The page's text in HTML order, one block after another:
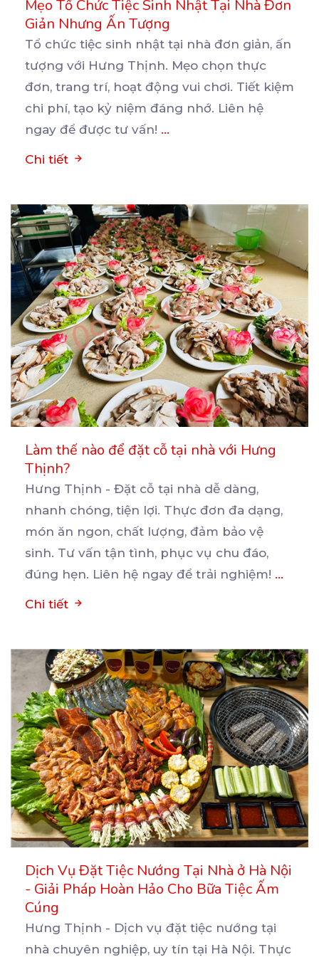
Mẹo Tổ Chức Tiệc Sinh Nhật Tại Nhà Đơn
Giản Nhưng Ấn Tượng
Tổ chức tiệc sinh nhật tại nhà đơn giản, ấn
tượng với Hưng Thịnh. Mẹo chọn thực
đơn, trang trí, hoạt động vui chơi. Tiết kiệm
chi phí, tạo kỷ niệm đáng nhớ. Liên hệ
ngay để được tư vấn! ...
Chi tiết
Làm thế nào để đặt cỗ tại nhà với Hưng
Thịnh?
Hưng Thịnh - Đặt cỗ tại nhà dễ dàng,
nhanh chóng, tiện lợi. Thực đơn đa dạng,
món ăn ngon, chất lượng, đảm bảo vệ
sinh. Tư vấn tận tình, phục vụ chu đáo,
đúng hẹn. Liên hệ ngay để trải nghiệm! ...
Chi tiết
Dịch Vụ Đặt Tiệc Nướng Tại Nhà ở Hà Nội
- Giải Pháp Hoàn Hảo Cho Bữa Tiệc Ấm
Cúng
Hưng Thịnh - Dịch vụ đặt tiệc nướng tại
nhà chuyên nghiệp, uy tín tại Hà Nội. Thực